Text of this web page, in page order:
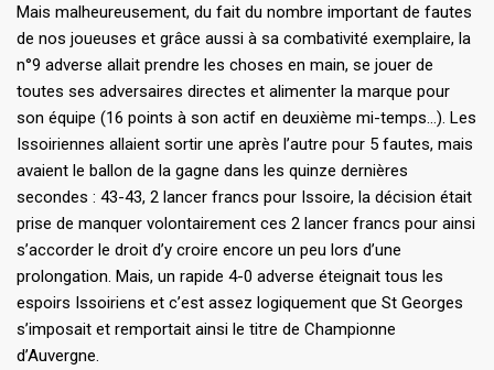
Mais malheureusement, du fait du nombre important de fautes
de nos joueuses et grâce aussi à sa combativité exemplaire, la
n°9 adverse allait prendre les choses en main, se jouer de
toutes ses adversaires directes et alimenter la marque pour
son équipe (16 points à son actif en deuxième mi-temps…). Les
Issoiriennes allaient sortir une après l’autre pour 5 fautes, mais
avaient le ballon de la gagne dans les quinze dernières
secondes : 43-43, 2 lancer francs pour Issoire, la décision était
prise de manquer volontairement ces 2 lancer francs pour ainsi
s’accorder le droit d’y croire encore un peu lors d’une
prolongation. Mais, un rapide 4-0 adverse éteignait tous les
espoirs Issoiriens et c’est assez logiquement que St Georges
s’imposait et remportait ainsi le titre de Championne
d’Auvergne.